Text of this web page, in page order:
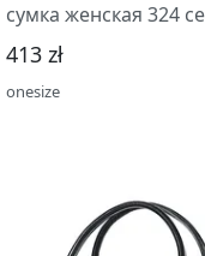
413 zł
onesize